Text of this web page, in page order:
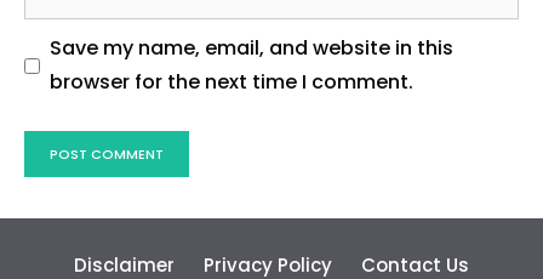
Save my name, email, and website in this
browser for the next time I comment.
Disclaimer Privacy Policy Contact Us